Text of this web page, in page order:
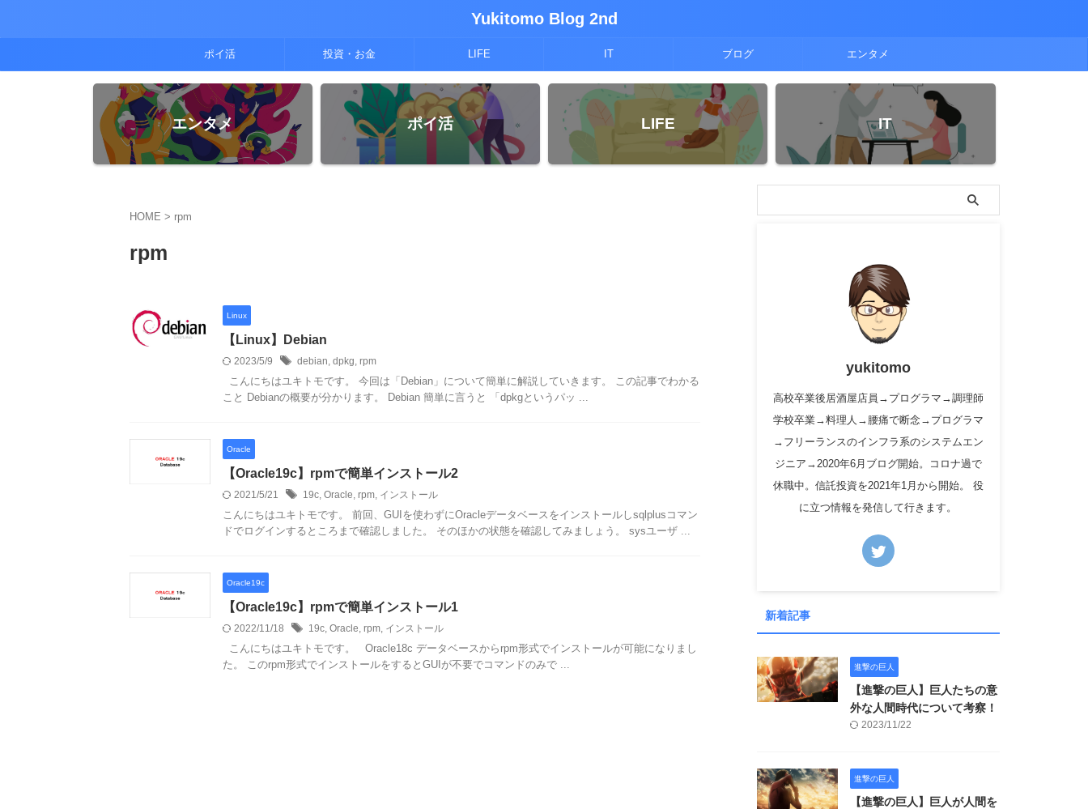
Yukitomo Blog 2nd
ポイ活 投資・お金 LIFE IT ブログ エンタメ
エンタメ ポイ活 LIFE IT
HOME > rpm
rpm
Linux
【Linux】Debian
2023/5/9 debian, dpkg, rpm
こんにちはユキトモです。 今回は「Debian」について簡単に解説していきます。 この記事でわかる
こと Debianの概要が分かります。 Debian 簡単に言うと 「dpkgというパッ ...
Oracle
【Oracle19c】rpmで簡単インストール2
2021/5/21 19c, Oracle, rpm, インストール
こんにちはユキトモです。 前回、GUIを使わずにOracleデータベースをインストールしsqlplusコマン
ドでログインするところまで確認しました。 そのほかの状態を確認してみましょう。 sysユーザ ...
Oracle19c
【Oracle19c】rpmで簡単インストール1
2022/11/18 19c, Oracle, rpm, インストール
こんにちはユキトモです。 Oracle18c データベースからrpm形式でインストールが可能になりまし
た。 このrpm形式でインストールをするとGUIが不要でコマンドのみで ...
yukitomo
高校卒業後居酒屋店員→プログラマ→調理師
学校卒業→料理人→腰痛で断念→プログラマ
→フリーランスのインフラ系のシステムエン
ジニア→2020年6月ブログ開始。コロナ過で
休職中。信託投資を2021年1月から開始。 役
に立つ情報を発信して行きます。
新着記事
進撃の巨人
【進撃の巨人】巨人たちの意
外な人間時代について考察！
2023/11/22
進撃の巨人
【進撃の巨人】巨人が人間を